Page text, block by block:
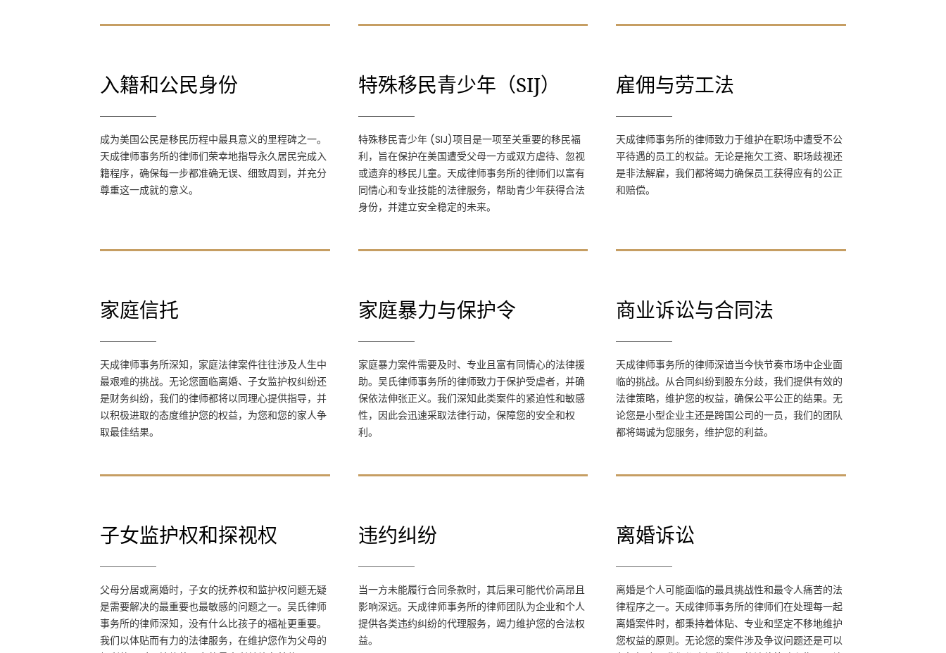
入籍和公民身份
成为美国公民是移民历程中最具意义的里程碑之一。
天成律师事务所的律师们荣幸地指导永久居民完成入
籍程序，确保每一步都准确无误、细致周到，并充分
尊重这一成就的意义。
入籍和公民身份
成为美国公民是移民历程中最具意义的里程碑
之一。天成律师事务所的律师们荣幸地指导永
久居民完成入籍程序，确保每一步都准确无
误、细致周到，并充分尊重这一成就的意义。
特殊移民青少年（SIJ）
特殊移民青少年 (SIJ)项目是一项至关重要的移民福
利，旨在保护在美国遭受父母一方或双方虐待、忽视
或遗弃的移民儿童。天成律师事务所的律师们以富有
同情心和专业技能的法律服务，帮助青少年获得合法
身份，并建立安全稳定的未来。
特殊移民青少年（SIJ）
特殊移民青少年 (SIJ)项目是一项至关重要的
移民福利，旨在保护在美国遭受父母一方或双
方虐待、忽视或遗弃的移民儿童。天成律师事
务所的律师们以富有同情心和专业技能的法律
服务，帮助青少年获得合法身份，并建立安全
稳定的未来。
雇佣与劳工法
天成律师事务所的律师致力于维护在职场中遭受不公
平待遇的员工的权益。无论是拖欠工资、职场歧视还
是非法解雇，我们都将竭力确保员工获得应有的公正
和赔偿。
雇佣与劳工法
天成律师事务所的律师致力于维护在职场中遭
受不公平待遇的员工的权益。无论是拖欠工
资、职场歧视还是非法解雇，我们都将竭力确
保员工获得应有的公正和赔偿。
家庭信托
天成律师事务所深知，家庭法律案件往往涉及人生中
最艰难的挑战。无论您面临离婚、子女监护权纠纷还
是财务纠纷，我们的律师都将以同理心提供指导，并
以积极进取的态度维护您的权益，为您和您的家人争
取最佳结果。
天成律师事务所深知，家庭法律案件往往涉及
人生中最艰难的挑战。无论您面临离婚、子女
监护权纠纷还是财务纠纷，我们的律师都将以
同理心提供指导，并以积极进取的态度维护您
的权益，为您和您的家人争取最佳结果。
家庭暴力与保护令
家庭暴力案件需要及时、专业且富有同情心的法律援
助。吴氏律师事务所的律师致力于保护受虐者，并确
保依法伸张正义。我们深知此类案件的紧迫性和敏感
性，因此会迅速采取法律行动，保障您的安全和权
利。
家庭暴力与保护令
家庭暴力案件需要及时、专业且富有同情心的
法律援助。吴氏律师事务所的律师致力于保护
受虐者，并确保依法伸张正义。我们深知此类
案件的紧迫性和敏感性，因此会迅速采取法律
行动，保障您的安全和权利。
商业诉讼与合同法
天成律师事务所的律师深谙当今快节奏市场中企业面
临的挑战。从合同纠纷到股东分歧，我们提供有效的
法律策略，维护您的权益，确保公平公正的结果。无
论您是小型企业主还是跨国公司的一员，我们的团队
都将竭诚为您服务，维护您的利益。
商业诉讼与合同法
天成律师事务所的律师深谙当今快节奏市场中
企业面临的挑战。从合同纠纷到股东分歧，我
们提供有效的法律策略，维护您的权益，确保
公平公正的结果。无论您是小型企业主还是跨
国公司的一员，我们的团队都将竭诚为您服
务，维护您的利益。
子女监护权和探视权
父母分居或离婚时，子女的抚养权和监护权问题无疑
是需要解决的最重要也最敏感的问题之一。吴氏律师
事务所的律师深知，没有什么比孩子的福祉更重要。
我们以体贴而有力的法律服务，在维护您作为父母的
子女监护权和探视权
父母分居或离婚时，子女的抚养权和监护权问
题无疑是需要解决的最重要也最敏感的问题之
一。吴氏律师事务所的律师深知，没有什么比
孩子的福祉更重要。我们以体贴而有力的法律
服务，在维护您作为父母的权利的同时，始终
违约纠纷
当一方未能履行合同条款时，其后果可能代价高昂且
影响深远。天成律师事务所的律师团队为企业和个人
提供各类违约纠纷的代理服务，竭力维护您的合法权
益。
当一方未能履行合同条款时，其后果可能代价
高昂且影响深远。天成律师事务所的律师团队
为企业和个人提供各类违约纠纷的代理服务，
竭力维护您的合法权益。
离婚诉讼
离婚是个人可能面临的最具挑战性和最令人痛苦的法
律程序之一。天成律师事务所的律师们在处理每一起
离婚案件时，都秉持着体贴、专业和坚定不移地维护
您权益的原则。无论您的案件涉及争议问题还是可以
离婚是个人可能面临的最具挑战性和最令人痛
苦的法律程序之一。天成律师事务所的律师们
在处理每一起离婚案件时，都秉持着体贴、专
业和坚定不移地维护您权益的原则。无论您的
案件涉及争议问题还是可以友好解决，我们都